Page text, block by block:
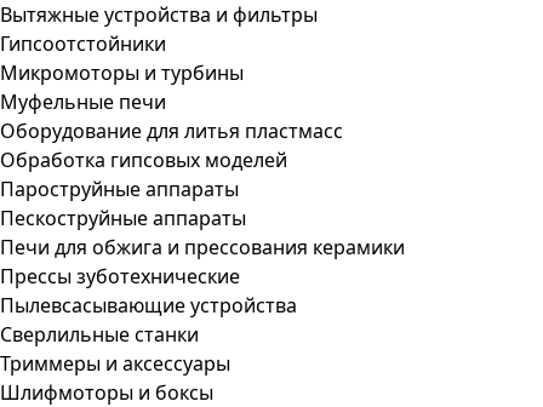
Вытяжные устройства и фильтры
Гипсоотстойники
Микромоторы и турбины
Муфельные печи
Оборудование для литья пластмасс
Обработка гипсовых моделей
Пароструйные аппараты
Пескоструйные аппараты
Печи для обжига и прессования керамики
Прессы зуботехнические
Пылевсасывающие устройства
Сверлильные станки
Триммеры и аксессуары
Шлифмоторы и боксы